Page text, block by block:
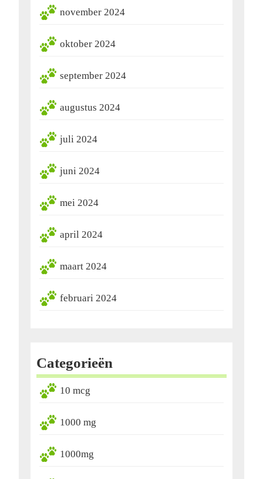
november 2024
oktober 2024
september 2024
augustus 2024
juli 2024
juni 2024
mei 2024
april 2024
maart 2024
februari 2024
Categorieën
10 mcg
1000 mg
1000mg